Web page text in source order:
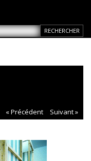
« Précédent
Suivant »